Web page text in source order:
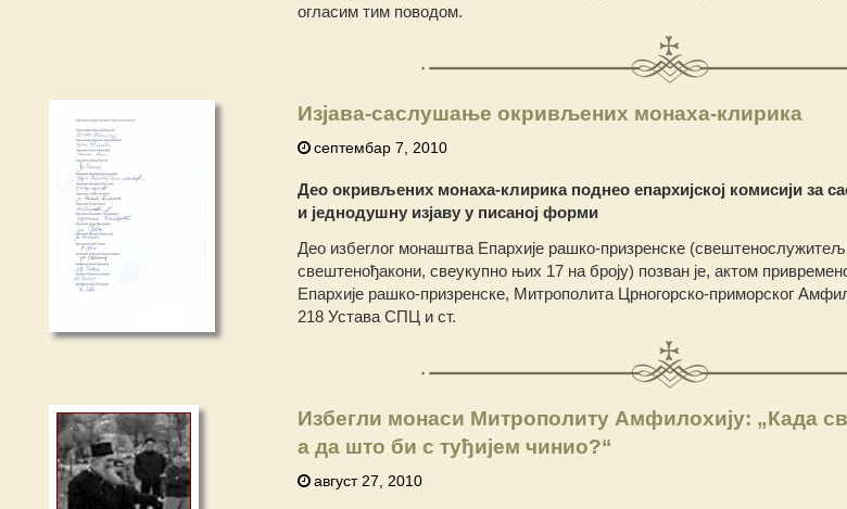
огласим тим поводом.
Изјава-саслушање окривљених монаха-клирика
септембар 7, 2010
Део окривљених монаха-клирика поднео епархијској комисији за
и једнодушну изјаву у писаној форми
Део избеглог монаштва Епархије рашко-призренске
свештенођакони, свеукупно њих 17 на броју) позван је, актом
Епархије рашко-призренске, Митрополита Црногорско-приморског
218 Устава СПЦ и ст.
Избегли монаси Митрополиту Амфилохију: „Када
а да што би с туђијем чинио?“
август 27, 2010